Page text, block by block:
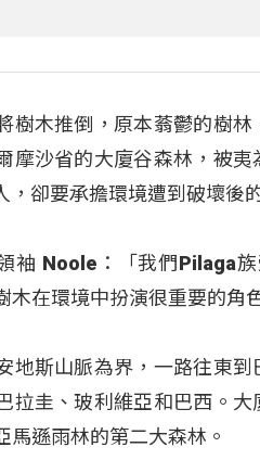
樹木推倒，原本蓊鬱的樹
摩沙省的大廈谷森林，被
，卻要承擔環境遭到破壞後
袖 Noole：「我們Pilaga
木在環境中扮演很重要的角色
地斯山脈為界，一路往東
拉圭、玻利維亞和巴西。
馬遜雨林的第二大森林。